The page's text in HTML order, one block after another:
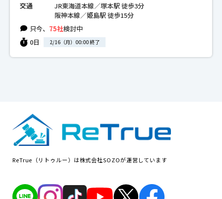
交通
JR東海道本線／塚本駅 徒歩3分
阪神本線／姫島駅 徒歩15分
只今、 75社検討中
0日
2/16（月）00:00 終了
ReTrue（リトゥルー）は株式会社SOZOが運営しています